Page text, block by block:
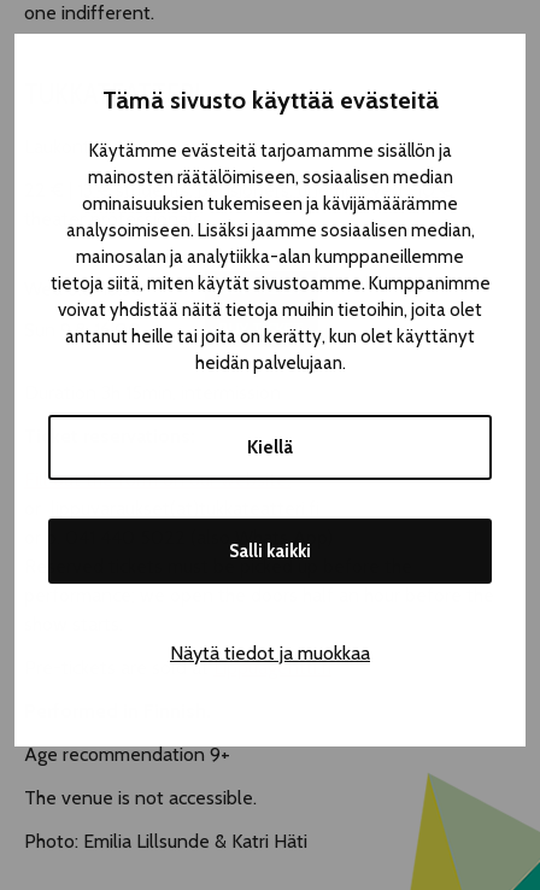
Tämä sivusto käyttää evästeitä
Käytämme evästeitä tarjoamamme sisällön ja
mainosten räätälöimiseen, sosiaalisen median
ominaisuuksien tukemiseen ja kävijämäärämme
analysoimiseen. Lisäksi jaamme sosiaalisen median,
mainosalan ja analytiikka-alan kumppaneillemme
tietoja siitä, miten käytät sivustoamme. Kumppanimme
voivat yhdistää näitä tietoja muihin tietoihin, joita olet
antanut heille tai joita on kerätty, kun olet käyttänyt
heidän palvelujaan.
Kiellä
Salli kaikki
Näytä tiedot ja muokkaa
one indifferent.
TUKKATEATTERI
Laukontori 12
22 € | 13 € students, pensioners, unemployed | 10 €
theater professionals
Wed 5.8. 18.30 BUY TICKET
Sun 9.8. 16.00 BUY TICKET
Fill out the form on our website.
or p. 041 440 5022 (also Whats App)
Pre-tickets are sold atLippuagentti.fi
Age recommendation 9+
The venue is not accessible.
Photo: Emilia Lillsunde & Katri Häti